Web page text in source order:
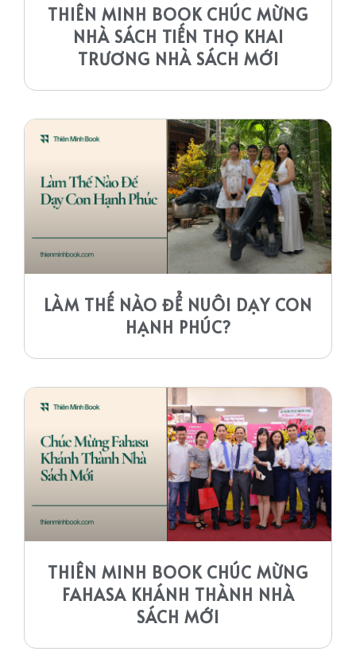
THIÊN MINH BOOK CHÚC MỪNG
NHÀ SÁCH TIẾN THỌ KHAI
TRƯƠNG NHÀ SÁCH MỚI
LÀM THẾ NÀO ĐỂ NUÔI DẠY CON
HẠNH PHÚC?
THIÊN MINH BOOK CHÚC MỪNG
FAHASA KHÁNH THÀNH NHÀ
SÁCH MỚI